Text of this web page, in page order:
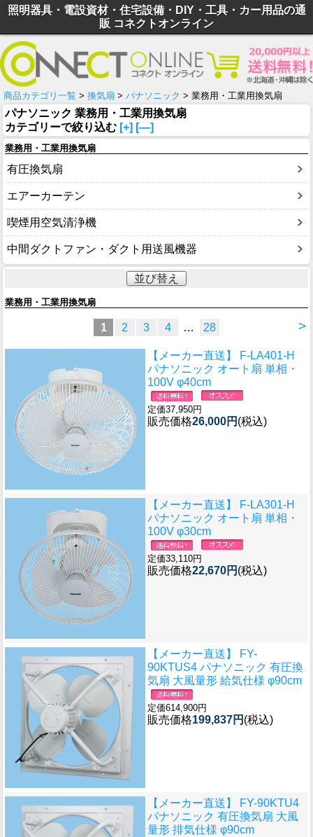
照明器具・電設資材・住宅設備・DIY・工具・カー用品の通
販 コネクトオンライン
商品カテゴリ一覧 > 換気扇 > パナソニック > 業務用・工業用換気扇
パナソニック 業務用・工業用換気扇
カテゴリーで絞り込む [+] [—]
業務用・工業用換気扇
有圧換気扇
エアーカーテン
喫煙用空気清浄機
中間ダクトファン・ダクト用送風機器
並び替え
業務用・工業用換気扇
>
1 2 3 4 … 28
【メーカー直送】 F-LA401-H
パナソニック オート扇 単相・
100V φ40cm
定価37,950円
販売価格26,000円 (税込)
【メーカー直送】 F-LA301-H
パナソニック オート扇 単相・
100V φ30cm
定価33,110円
販売価格22,670円 (税込)
【メーカー直送】 FY-
90KTUS4 パナソニック 有圧換
気扇 大風量形 給気仕様 φ90cm
定価614,900円
販売価格199,837円 (税込)
【メーカー直送】 FY-90KTU4
パナソニック 有圧換気扇 大風
量形 排気仕様 φ90cm